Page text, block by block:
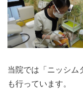
当院では「ニッシム
も行っています。